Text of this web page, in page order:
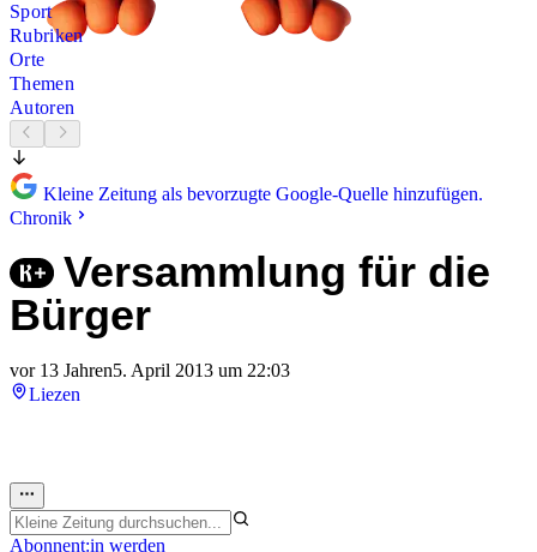
Sport
Rubriken
Orte
Themen
Autoren
Kleine Zeitung als bevorzugte Google-Quelle hinzufügen.
Chronik
Versammlung für die
Bürger
vor 13 Jahren5. April 2013 um 22:03
Liezen
Abonnent:in werden